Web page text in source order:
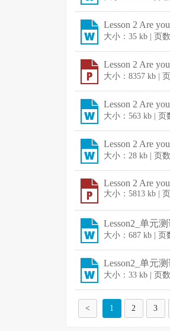
Lesson 2 Are
大小：35 kb | 页
Lesson 2 Are
大小：8357 kb |
Lesson 2 Are
大小：563 kb |
Lesson 2 Are
大小：28 kb | 页
Lesson 2 Are
大小：5813 kb |
Lesson2_单元
大小：687 kb |
Lesson2_单元
大小：33 kb | 页
< 1 2 3